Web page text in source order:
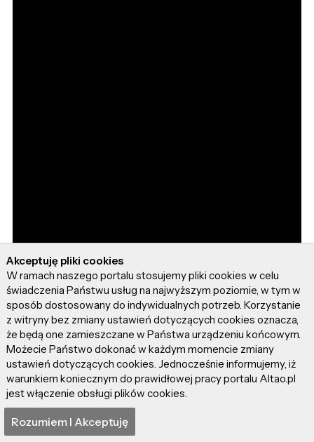
Akceptuję pliki cookies
W ramach naszego portalu stosujemy pliki cookies w celu
świadczenia Państwu usług na najwyższym poziomie, w tym w
sposób dostosowany do indywidualnych potrzeb. Korzystanie
z witryny bez zmiany ustawień dotyczących cookies oznacza,
że będą one zamieszczane w Państwa urządzeniu końcowym.
Możecie Państwo dokonać w każdym momencie zmiany
ustawień dotyczących cookies. Jednocześnie informujemy, iż
warunkiem koniecznym do prawidłowej pracy portalu Altao.pl
jest włączenie obsługi plików cookies.
Rozumiem I Akceptuję